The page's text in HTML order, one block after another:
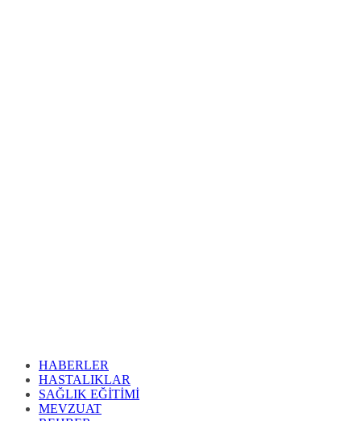
HABERLER
HASTALIKLAR
SAĞLIK EĞİTİMİ
MEVZUAT